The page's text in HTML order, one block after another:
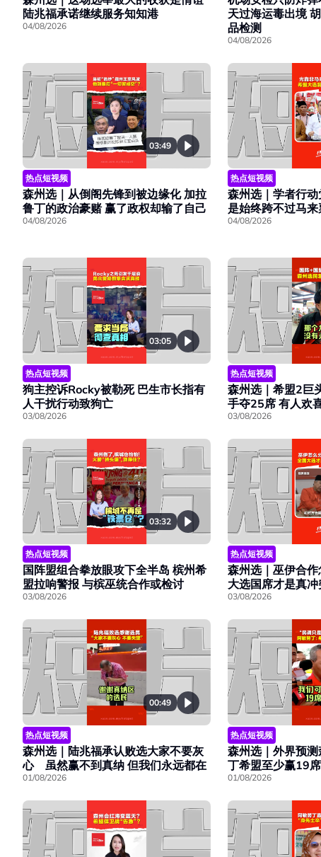
陆兆福承诺继续服务知知港
04/08/2026
天过海运毒出境
品检测
04/08/2026
03:49
热点短视频
森州选｜从倒阁先锋到被边缘化 加拉
鲁丁的政治豪赌 赢了政权却输了自己
04/08/2026
热点短视频
森州选｜学者行
是始终跨不过马
04/08/2026
03:05
热点短视频
狗主控诉Rocky被勒死 巴生市长指有
人干扰行动致狗亡
03/08/2026
热点短视频
森州选｜希盟2巨
手夺25席 有人欢
03/08/2026
03:32
热点短视频
国阵盟组合拳放眼攻下全半岛 槟州希
盟拉响警报 与槟巫统合作或检讨
03/08/2026
热点短视频
森州选｜巫伊合
大选国席才是真冲
03/08/2026
00:49
热点短视频
森州选｜陆兆福承认败选大家不要灰
心 虽然赢不到真纳 但我们永远都在
01/08/2026
热点短视频
森州选｜外界预
丁希盟至少赢19席
01/08/2026